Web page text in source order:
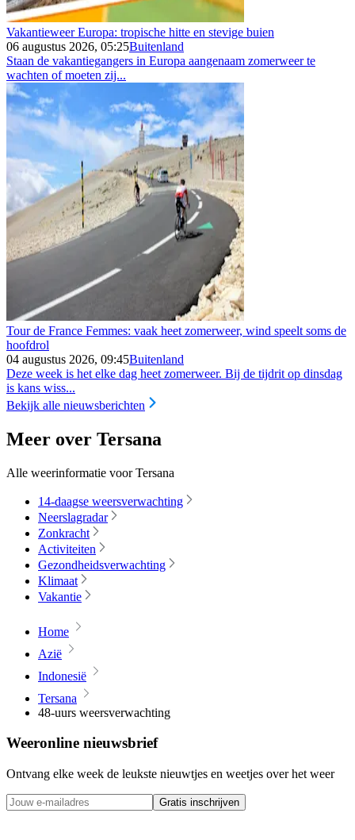
Vakantieweer Europa: tropische hitte en stevige buien
06 augustus 2026, 05:25Buitenland
Staan de vakantiegangers in Europa aangenaam zomerweer te
wachten of moeten zij...
Tour de France Femmes: vaak heet zomerweer, wind speelt soms de
hoofdrol
04 augustus 2026, 09:45Buitenland
Deze week is het elke dag heet zomerweer. Bij de tijdrit op dinsdag
is kans wiss...
Bekijk alle nieuwsberichten
Meer over Tersana
Alle weerinformatie voor Tersana
14-daagse weersverwachting
Neerslagradar
Zonkracht
Activiteiten
Gezondheidsverwachting
Klimaat
Vakantie
Home
Azië
Indonesië
Tersana
48-uurs weersverwachting
Weeronline nieuwsbrief
Ontvang elke week de leukste nieuwtjes en weetjes over het weer
Gratis inschrijven